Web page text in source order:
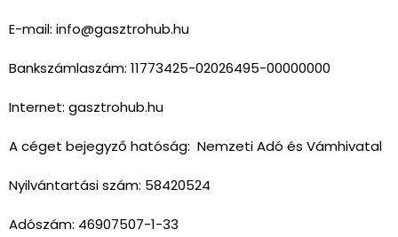
E-mail: info@gasztrohub.hu
Bankszámlaszám: 11773425-02026495-00000000
Internet: gasztrohub.hu
A céget bejegyző hatóság: Nemzeti Adó és Vámhivatal
Nyilvántartási szám: 58420524
Adószám: 46907507-1-33